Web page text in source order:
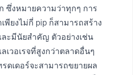
ซึ่งหมายความว่าทุกๆ การ
พียงไม่กี่ pip ก็สามารถสร้าง
ละมีนัยสำคัญ ตัวอย่างเช่น
เวอเรจที่สูงกว่าตลาดอื่นๆ
รดเดอร์จะสามารถขยายผล